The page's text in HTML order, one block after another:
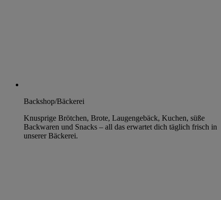
Backshop/Bäckerei
Knusprige Brötchen, Brote, Laugengebäck, Kuchen, süße
Backwaren und Snacks – all das erwartet dich täglich frisch in
unserer Bäckerei.